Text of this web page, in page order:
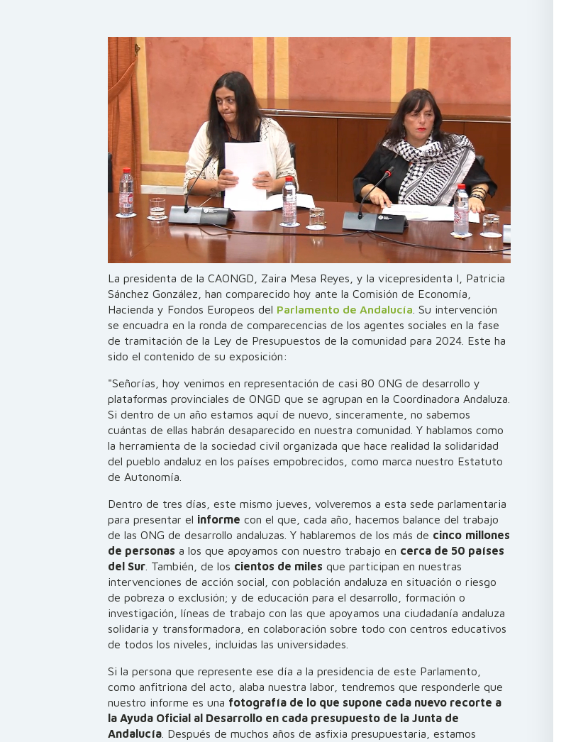
La presidenta de la CAONGD, Zaira Mesa Reyes, y la vicepresidenta I, Patricia
Sánchez González, han comparecido hoy ante la Comisión de Economía,
Hacienda y Fondos Europeos del Parlamento de Andalucía . Su intervención
se encuadra en la ronda de comparecencias de los agentes sociales en la fase
de tramitación de la Ley de Presupuestos de la comunidad para 2024. Este ha
sido el contenido de su exposición:
"Señorías, hoy venimos en representación de casi 80 ONG de desarrollo y
plataformas provinciales de ONGD que se agrupan en la Coordinadora Andaluza.
Si dentro de un año estamos aquí de nuevo, sinceramente, no sabemos
cuántas de ellas habrán desaparecido en nuestra comunidad. Y hablamos como
la herramienta de la sociedad civil organizada que hace realidad la solidaridad
del pueblo andaluz en los países empobrecidos, como marca nuestro Estatuto
de Autonomía.
Dentro de tres días, este mismo jueves, volveremos a esta sede parlamentaria
para presentar el informe con el que, cada año, hacemos balance del trabajo
de las ONG de desarrollo andaluzas. Y hablaremos de los más de cinco millones
de personas a los que apoyamos con nuestro trabajo en cerca de 50 países
del Sur . También, de los cientos de miles que participan en nuestras
intervenciones de acción social, con población andaluza en situación o riesgo
de pobreza o exclusión; y de educación para el desarrollo, formación o
investigación, líneas de trabajo con las que apoyamos una ciudadanía andaluza
solidaria y transformadora, en colaboración sobre todo con centros educativos
de todos los niveles, incluidas las universidades.
Si la persona que represente ese día a la presidencia de este Parlamento,
como anfitriona del acto, alaba nuestra labor, tendremos que responderle que
nuestro informe es una fotografía de lo que supone cada nuevo recorte a
la Ayuda Oficial al Desarrollo en cada presupuesto de la Junta de
Andalucía . Después de muchos años de asfixia presupuestaria, estamos